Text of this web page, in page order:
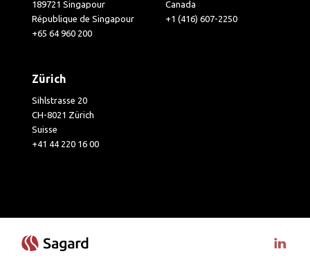
189721 Singapour
République de Singapour
+65 64 960 200
Canada
+1 (416) 607-2250
Zürich
Sihlstrasse 20
CH-8021 Zürich
Suisse
+41 44 220 16 00